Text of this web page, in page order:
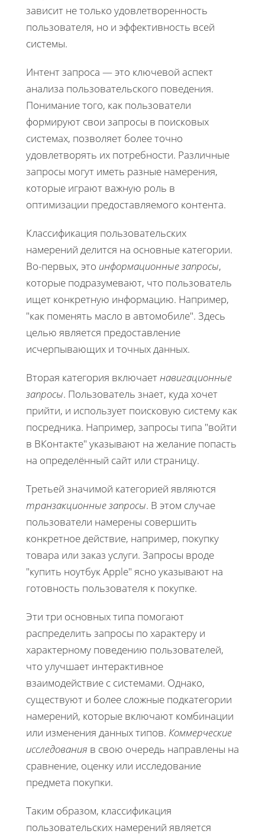
зависит не только удовлетворенность
пользователя, но и эффективность всей
системы.
Интент запроса — это ключевой аспект
анализа пользовательского поведения.
Понимание того, как пользователи
формируют свои запросы в поисковых
системах, позволяет более точно
удовлетворять их потребности. Различные
запросы могут иметь разные намерения,
которые играют важную роль в
оптимизации предоставляемого контента.
Классификация пользовательских
намерений делится на основные категории.
Во-первых, это информационные запросы,
которые подразумевают, что пользователь
ищет конкретную информацию. Например,
"как поменять масло в автомобиле". Здесь
целью является предоставление
исчерпывающих и точных данных.
Вторая категория включаетнавигационные
запросы. Пользователь знает, куда хочет
прийти, и использует поисковую систему как
посредника. Например, запросы типа "войти
в ВКонтакте" указывают на желание попасть
на определённый сайт или страницу.
Третьей значимой категорией являются
транзакционные запросы. В этом случае
пользователи намерены совершить
конкретное действие, например, покупку
товара или заказ услуги. Запросы вроде
"купить ноутбук Apple" ясно указывают на
готовность пользователя к покупке.
Эти три основных типа помогают
распределить запросы по характеру и
характерному поведению пользователей,
что улучшает интерактивное
взаимодействие с системами. Однако,
существуют и более сложные подкатегории
намерений, которые включают комбинации
или изменения данных типов. Коммерческие
исследования в свою очередь направлены на
сравнение, оценку или исследование
предмета покупки.
Таким образом, классификация
пользовательских намерений является